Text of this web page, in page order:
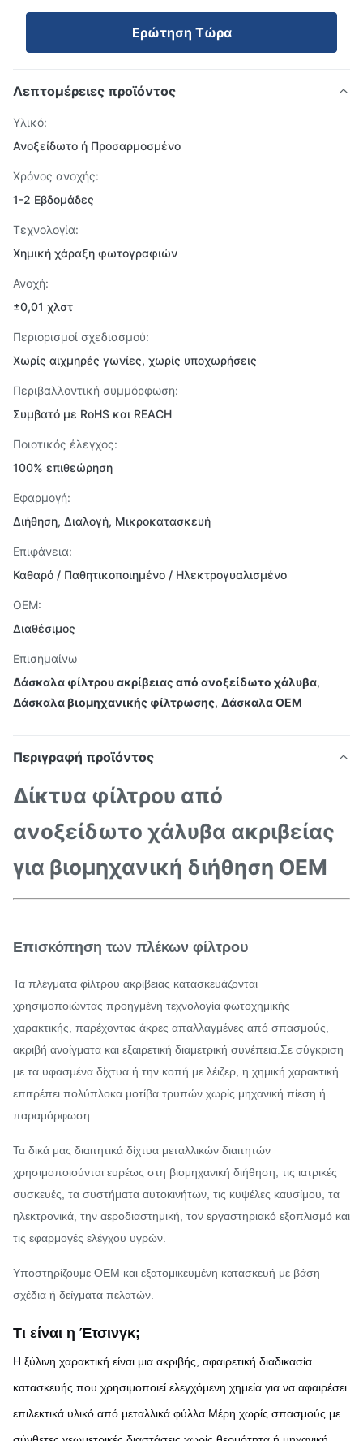
Ερώτηση Τώρα
Λεπτομέρειες προϊόντος
Υλικό:
Ανοξείδωτο ή Προσαρμοσμένο
Χρόνος ανοχής:
1-2 Εβδομάδες
Τεχνολογία:
Χημική χάραξη φωτογραφιών
Ανοχή:
±0,01 χλστ
Περιορισμοί σχεδιασμού:
Χωρίς αιχμηρές γωνίες, χωρίς υποχωρήσεις
Περιβαλλοντική συμμόρφωση:
Συμβατό με RoHS και REACH
Ποιοτικός έλεγχος:
100% επιθεώρηση
Εφαρμογή:
Διήθηση, Διαλογή, Μικροκατασκευή
Επιφάνεια:
Καθαρό / Παθητικοποιημένο / Ηλεκτρογυαλισμένο
OEM:
Διαθέσιμος
Επισημαίνω
Δάσκαλα φίλτρου ακρίβειας από ανοξείδωτο χάλυβα,
Δάσκαλα βιομηχανικής φίλτρωσης, Δάσκαλα OEM
Περιγραφή προϊόντος
Δίκτυα φίλτρου από
ανοξείδωτο χάλυβα ακριβείας
για βιομηχανική διήθηση OEM
Επισκόπηση των πλέκων φίλτρου
Τα πλέγματα φίλτρου ακρίβειας κατασκευάζονται
χρησιμοποιώντας προηγμένη τεχνολογία φωτοχημικής
χαρακτικής, παρέχοντας άκρες απαλλαγμένες από σπασμούς,
ακριβή ανοίγματα και εξαιρετική διαμετρική συνέπεια.Σε σύγκριση
με τα υφασμένα δίχτυα ή την κοπή με λέιζερ, η χημική χαρακτική
επιτρέπει πολύπλοκα μοτίβα τρυπών χωρίς μηχανική πίεση ή
παραμόρφωση.
Τα δικά μας διαιτητικά δίχτυα μεταλλικών διαιτητών
χρησιμοποιούνται ευρέως στη βιομηχανική διήθηση, τις ιατρικές
συσκευές, τα συστήματα αυτοκινήτων, τις κυψέλες καυσίμου, τα
ηλεκτρονικά, την αεροδιαστημική, τον εργαστηριακό εξοπλισμό και
τις εφαρμογές ελέγχου υγρών.
Υποστηρίζουμε OEM και εξατομικευμένη κατασκευή με βάση
σχέδια ή δείγματα πελατών.
Τι είναι η Έτσινγκ;
Η ξύλινη χαρακτική είναι μια ακριβής, αφαιρετική διαδικασία
κατασκευής που χρησιμοποιεί ελεγχόμενη χημεία για να αφαιρέσει
επιλεκτικά υλικό από μεταλλικά φύλλα.Μέρη χωρίς σπασμούς με